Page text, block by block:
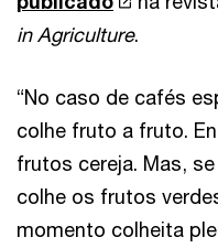
in Agriculture.
“No caso de cafés
colhe fruto a fruto.
frutos cereja. Mas,
colhe os frutos
momento colheita